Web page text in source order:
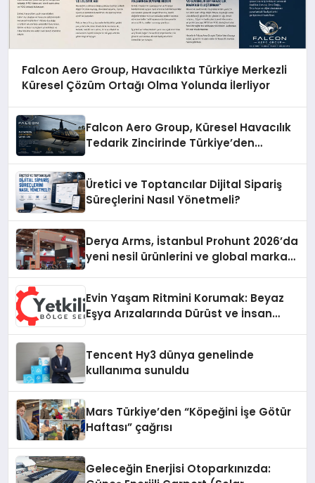
Falcon Aero Group, Havacılıkta Türkiye Merkezli
Küresel Çözüm Ortağı Olma Yolunda İlerliyor
Falcon Aero Group, Küresel Havacılık
Tedarik Zincirinde Türkiye’den
Üretici ve Toptancılar Dijital Sipariş
Süreçlerini Nasıl Yönetmeli?
Derya Arms, İstanbul Prohunt 2026’da
yeni nesil ürünlerini ve global marka
Evin Yaşam Ritmini Korumak: Beyaz
Eşya Arızalarında Dürüst ve İnsan
Tencent Hy3 dünya genelinde
kullanıma sunuldu
Mars Türkiye’den “Köpeğini İşe Götür
Haftası” çağrısı
Geleceğin Enerjisi Otoparkınızda: